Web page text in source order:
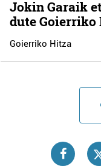
Jokin Garaik
dute
Goierriko Hitza